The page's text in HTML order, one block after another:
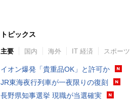
トピックス
主要 国内 海外 IT 経済 スポーツ
イオン爆発「貴重品OK」と許可か
JR東海夜行列車が一夜限りの復刻
長野県知事選挙 現職が当選確実